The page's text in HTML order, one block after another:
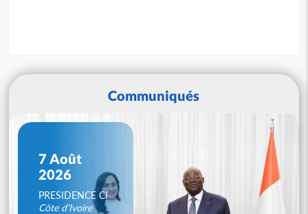
Communiqués
7 Août
2026
PRESIDENCE CI
Côte d'Ivoire